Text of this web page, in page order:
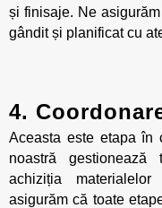
și finisaje. Ne
gândit și planificat cu
4.
Aceasta este etapa în
noastră
achiziția
asigurăm că toate